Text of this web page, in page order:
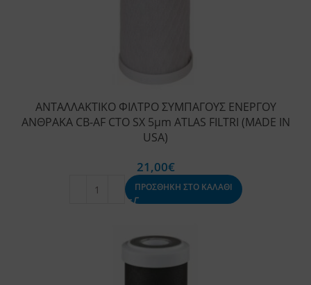
ΑΝΤΑΛΛΑΚΤΙΚΟ ΦΙΛΤΡΟ ΣΥΜΠΑΓΟΥΣ ΕΝΕΡΓΟΥ
ΑΝΘΡΑΚΑ CB-AF CTO SX 5μm ATLAS FILTRI (MADE IN
USA)
21,00€
ΠΡΟΣΘΗΚΗ ΣΤΟ ΚΑΛΑΘΙ